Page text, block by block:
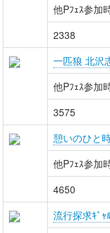
他Pﾌｪｽ参加
2338
一匹狼 北沢
他Pﾌｪｽ参加
3575
憩いのひと
他Pﾌｪｽ参加
4650
流行探求ｷﾞｬ